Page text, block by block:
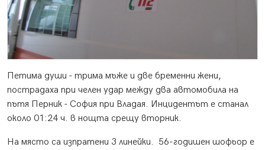
Петима души - трима мъже и две бременни жени,
пострадаха при челен удар между два автомобила на
пътя Перник - София при Владая. Инцидентът е станал
около 01:24 ч. в нощта срещу вторник.
На място са изпратени 3 линейки. 56-годишен шофьор е